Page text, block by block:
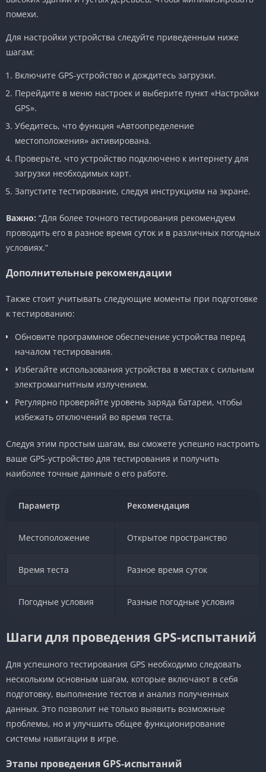
помехи.
Для настройки устройства следуйте приведенным ниже
шагам:
Включите GPS-устройство и дождитесь загрузки.
Перейдите в меню настроек и выберите пункт «Настройки
GPS».
Убедитесь, что функция «Автоопределение
местоположения» активирована.
Проверьте, что устройство подключено к интернету для
загрузки необходимых карт.
Запустите тестирование, следуя инструкциям на экране.
Важно: “Для более точного тестирования рекомендуем
проводить его в разное время суток и в различных погодных
условиях.”
Дополнительные рекомендации
Также стоит учитывать следующие моменты при подготовке
к тестированию:
Обновите программное обеспечение устройства перед
началом тестирования.
Избегайте использования устройства в местах с сильным
электромагнитным излучением.
Регулярно проверяйте уровень заряда батареи, чтобы
избежать отключений во время теста.
Следуя этим простым шагам, вы сможете успешно настроить
ваше GPS-устройство для тестирования и получить
наиболее точные данные о его работе.
Параметр Рекомендация
Местоположение Открытое пространство
Время теста Разное время суток
Погодные условия Разные погодные условия
Шаги для проведения GPS-испытаний
Для успешного тестирования GPS необходимо следовать
нескольким основным шагам, которые включают в себя
подготовку, выполнение тестов и анализ полученных
данных. Это позволит не только выявить возможные
проблемы, но и улучшить общее функционирование
системы навигации в игре.
Этапы проведения GPS-испытаний